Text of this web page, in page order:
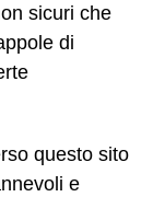
sicuri che
di
questo sito
e